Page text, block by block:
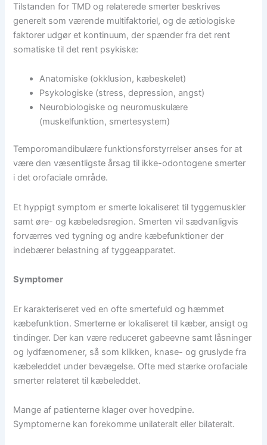
Tilstanden for TMD og relaterede smerter beskrives
generelt som værende multifaktoriel, og de ætiologiske
faktorer udgør et kontinuum, der spænder fra det rent
somatiske til det rent psykiske:
Anatomiske (okklusion, kæbeskelet)
Psykologiske (stress, depression, angst)
Neurobiologiske og neuromuskulære
(muskelfunktion, smertesystem)
Temporomandibulære funktionsforstyrrelser anses for at
være den væsentligste årsag til ikke-odontogene smerter
i det orofaciale område.
Et hyppigt symptom er smerte lokaliseret til tyggemuskler
samt øre- og kæbeledsregion. Smerten vil sædvanligvis
forværres ved tygning og andre kæbefunktioner der
indebærer belastning af tyggeapparatet.
Symptomer
Er karakteriseret ved en ofte smertefuld og hæmmet
kæbefunktion. Smerterne er lokaliseret til kæber, ansigt og
tindinger. Der kan være reduceret gabeevne samt låsninger
og lydfænomener, så som klikken, knase- og gruslyde fra
kæbeleddet under bevægelse. Ofte med stærke orofaciale
smerter relateret til kæbeleddet.
Mange af patienterne klager over hovedpine.
Symptomerne kan forekomme unilateralt eller bilateralt.